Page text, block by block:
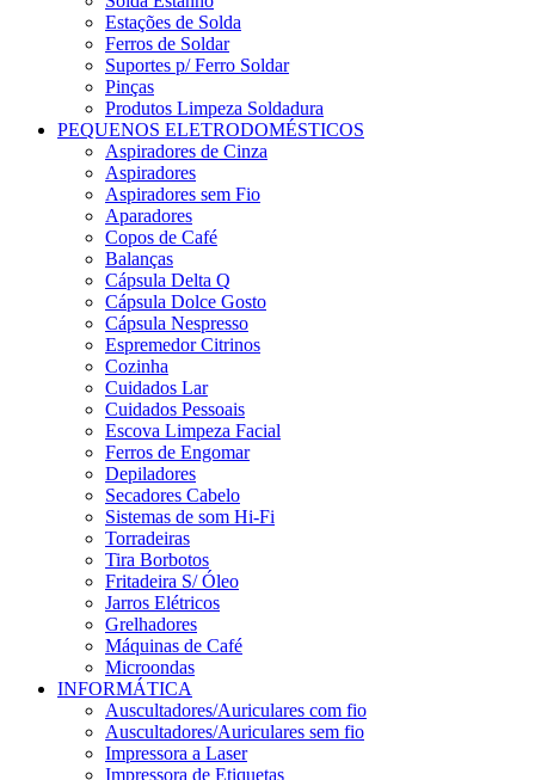
Estações de Solda
Ferros de Soldar
Suportes p/ Ferro Soldar
Pinças
Produtos Limpeza Soldadura
PEQUENOS ELETRODOMÉSTICOS
Aspiradores de Cinza
Aspiradores
Aspiradores sem Fio
Aparadores
Copos de Café
Balanças
Cápsula Delta Q
Cápsula Dolce Gosto
Cápsula Nespresso
Espremedor Citrinos
Cozinha
Cuidados Lar
Cuidados Pessoais
Escova Limpeza Facial
Ferros de Engomar
Depiladores
Secadores Cabelo
Sistemas de som Hi-Fi
Torradeiras
Tira Borbotos
Fritadeira S/ Óleo
Jarros Elétricos
Grelhadores
Máquinas de Café
Microondas
INFORMÁTICA
Auscultadores/Auriculares com fio
Auscultadores/Auriculares sem fio
Impressora a Laser
Impressora de Etiquetas